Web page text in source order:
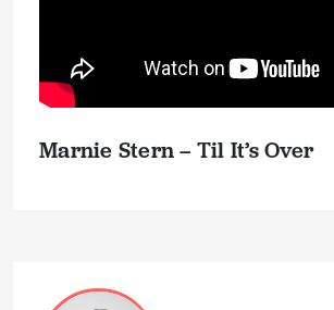
Marnie Stern – Til It’s Over